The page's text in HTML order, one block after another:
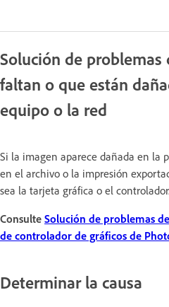
Solución de problemas
faltan o que están
equipo o la red
Si la imagen aparece dañada en la
en el archivo o la impresión
sea la tarjeta gráfica o el controlador.
Consulte Solución de problemas
de controlador de gráficos de
Determinar la causa